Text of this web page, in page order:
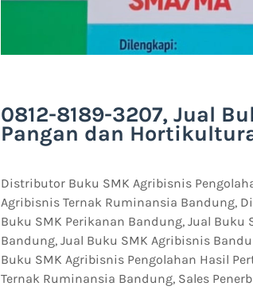
0812-8189-3207, Jual
Pangan dan
Distributor Buku SMK Agribisnis
Agribisnis Ternak Ruminansia Bandung,
Buku SMK Perikanan Bandung, Jual
Bandung, Jual Buku SMK Agribisnis
Buku SMK Agribisnis Pengolahan Hasil
Ternak Ruminansia Bandung, Sales